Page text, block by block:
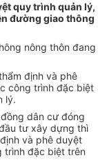
quy trình quản lý,
đường giao thông
nông thôn đang
định và phê
công trình đặc biệt
lý.
dân cư đóng
tư xây dựng thì
và phê duyệt
trình đặc biệt trên